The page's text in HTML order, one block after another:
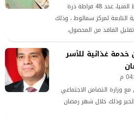
سلم اللواء عماد كدواني محافظ المنيا، عدد 48 فراطة ذرة
التابعة لمركز سمالوط ، وذلك
الفاقد من المحصول،
باعتبار الزراعة إحدى الركائز
الصعيد.
7 ملايين خدمة غذائية للأسر
وزارة التضامن الاجتماعي
وذلك خلال شهر رمضان